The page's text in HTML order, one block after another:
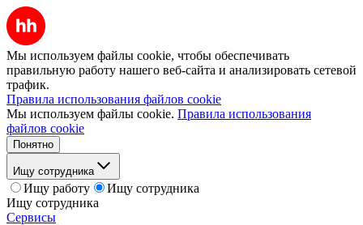
Мы используем файлы cookie, чтобы обеспечивать
правильную работу нашего веб-сайта и анализировать сетевой
трафик.
Правила использования файлов cookie
Мы используем файлы cookie. Правила использования
файлов cookie
Понятно
Ищу сотрудника
Ищу работу
Ищу сотрудника
Ищу сотрудника
Сервисы